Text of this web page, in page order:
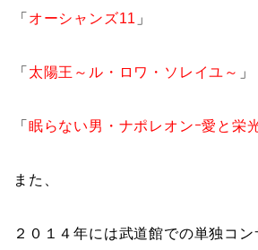
「 オーシャンズ11 」
「 太陽王～ル・ロワ・ソレイユ ～ 」
「 眠らない男・ナポレオンｰ愛と栄
また、
２０１４年には武道館での単独コ